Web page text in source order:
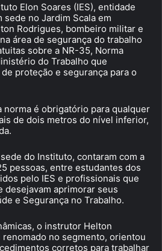
Elon Soares (IES), entidade
no Jardim Scala em
Rodrigues, bombeiro militar e
área de segurança do trabalho
sobre a NR-35, Norma
do Trabalho que
proteção e segurança para o
norma é obrigatório para qualquer
de dois metros do nível inferior,
do Instituto, contaram com a
pessoas, entre estudantes dos
pelo IES e profissionais que
desejavam aprimorar seus
e Segurança no Trabalho.
o instrutor Helton
no segmento, orientou
corretos para trabalhar